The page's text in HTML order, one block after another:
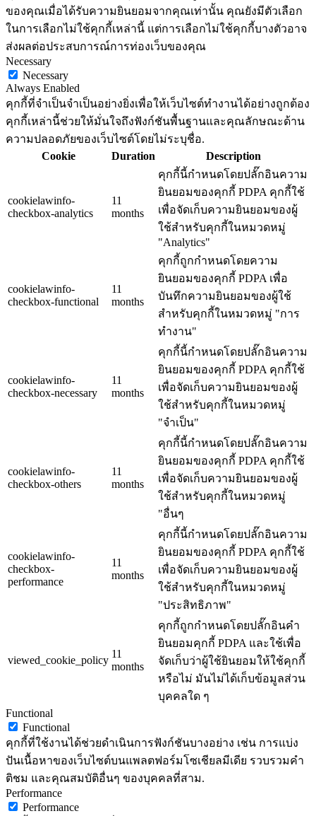
ของคุณเมื่อได้รับความยินยอมจากคุณเท่านั้น คุณยังมีตัวเลือก
ในการเลือกไม่ใช้คุกกี้เหล่านี้ แต่การเลือกไม่ใช้คุกกี้บางตัวอาจ
ส่งผลต่อประสบการณ์การท่องเว็บของคุณ
Necessary
Necessary
Always Enabled
คุกกี้ที่จำเป็นจำเป็นอย่างยิ่งเพื่อให้เว็บไซต์ทำงานได้อย่างถูกต้อง
คุกกี้เหล่านี้ช่วยให้มั่นใจถึงฟังก์ชันพื้นฐานและคุณลักษณะด้าน
ความปลอดภัยของเว็บไซต์โดยไม่ระบุชื่อ.
Cookie
Duration Description
cookielawinfo-
checkbox-analytics
11
months
คุกกี้นี้กำหนดโดยปลั๊กอินความ
ยินยอมของคุกกี้ PDPA คุกกี้ใช้
เพื่อจัดเก็บความยินยอมของผู้
ใช้สำหรับคุกกี้ในหมวดหมู่
"Analytics"
cookielawinfo-
checkbox-functional
11
months
คุกกี้ถูกกำหนดโดยความ
ยินยอมของคุกกี้ PDPA เพื่อ
บันทึกความยินยอมของผู้ใช้
สำหรับคุกกี้ในหมวดหมู่ "การ
ทำงาน"
cookielawinfo-
checkbox-necessary
11
months
คุกกี้นี้กำหนดโดยปลั๊กอินความ
ยินยอมของคุกกี้ PDPA คุกกี้ใช้
เพื่อจัดเก็บความยินยอมของผู้
ใช้สำหรับคุกกี้ในหมวดหมู่
"จำเป็น"
cookielawinfo-
checkbox-others
11
months
คุกกี้นี้กำหนดโดยปลั๊กอินความ
ยินยอมของคุกกี้ PDPA คุกกี้ใช้
เพื่อจัดเก็บความยินยอมของผู้
ใช้สำหรับคุกกี้ในหมวดหมู่
"อื่นๆ
cookielawinfo-
checkbox-
performance
11
months
คุกกี้นี้กำหนดโดยปลั๊กอินความ
ยินยอมของคุกกี้ PDPA คุกกี้ใช้
เพื่อจัดเก็บความยินยอมของผู้
ใช้สำหรับคุกกี้ในหมวดหมู่
"ประสิทธิภาพ"
viewed_cookie_policy
11
months
คุกกี้ถูกกำหนดโดยปลั๊กอินคำ
ยินยอมคุกกี้ PDPA และใช้เพื่อ
จัดเก็บว่าผู้ใช้ยินยอมให้ใช้คุกกี้
หรือไม่ มันไม่ได้เก็บข้อมูลส่วน
บุคคลใด ๆ
Functional
Functional
คุกกี้ที่ใช้งานได้ช่วยดำเนินการฟังก์ชันบางอย่าง เช่น การแบ่ง
ปันเนื้อหาของเว็บไซต์บนแพลตฟอร์มโซเชียลมีเดีย รวบรวมคำ
ติชม และคุณสมบัติอื่นๆ ของบุคคลที่สาม.
Performance
Performance